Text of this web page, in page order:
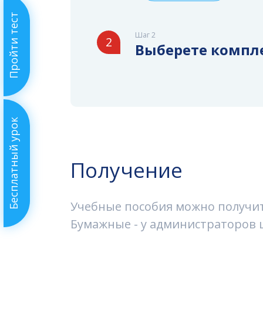
Бесплатный урок
Пройти тест Шаг 2
2 Выберете
Получение
Учебные пособия можно
Бумажные - у